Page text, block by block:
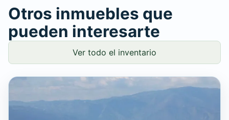
Otros inmuebles que
pueden interesarte
Ver todo el inventario